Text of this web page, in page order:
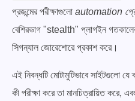
প্রজন্মের পরীক্ষাগুলো automation
বেশিরভাগ "stealth" প্লাগইন
সিগন্যাল জোরেশোরে প্রকাশ করে।
এই নিবন্ধটি মোটামুটিভাবে সাইটগুলো
কী পরীক্ষা করে তা মানচিত্রায়িত করে,